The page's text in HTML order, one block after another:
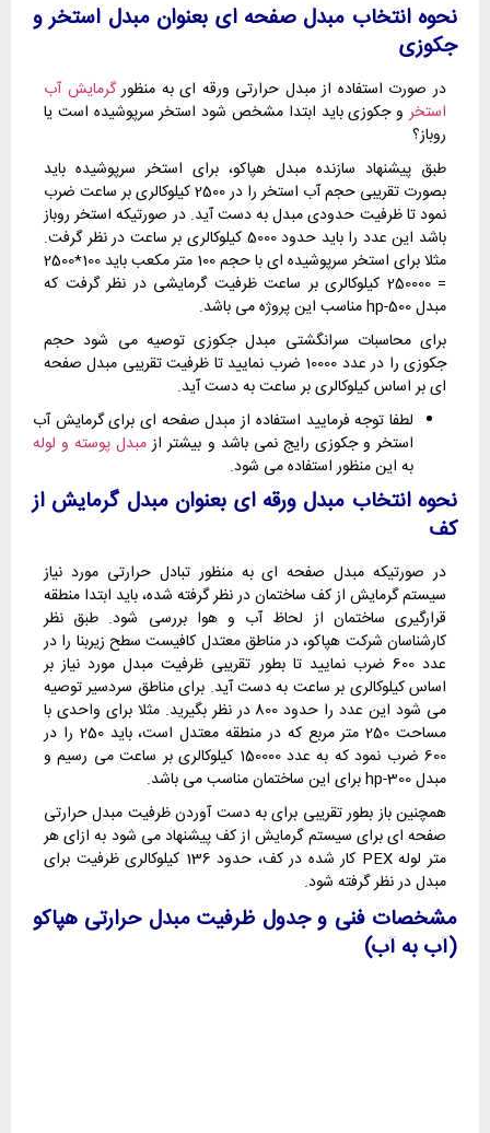
نحوه انتخاب مبدل صفحه ای بعنوان مبدل استخر و
جکوزی
در صورت استفاده از مبدل حرارتی ورقه ای به منظورگرمایش آب
استخرو جکوزی باید ابتدا مشخص شود استخر سرپوشیده است یا
روباز؟
طبق پیشنهاد سازنده مبدل هپاکو، برای استخر سرپوشیده باید
بصورت تقریبی حجم آب استخر را در 2500 کیلوکالری بر ساعت ضرب
نمود تا ظرفیت حدودی مبدل به دست آید. در صورتیکه استخر روباز
باشد این عدد را باید حدود 5000 کیلوکالری بر ساعت در نظر گرفت.
مثلا برای استخر سرپوشیده ای با حجم 100 متر مکعب باید 100*2500
= 250000 کیلوکالری بر ساعت ظرفیت گرمایشی در نظر گرفت که
مبدل hp-500 مناسب این پروژه می باشد.
برای محاسبات سرانگشتی مبدل جکوزی توصیه می شود حجم
جکوزی را در عدد 10000 ضرب نمایید تا ظرفیت تقریبی مبدل صفحه
ای بر اساس کیلوکالری بر ساعت به دست آید.
لطفا توجه فرمایید استفاده از مبدل صفحه ای برای گرمایش آب
استخر و جکوزی رایج نمی باشد و بیشتر ازمبدل پوسته و لوله
به این منظور استفاده می شود.
نحوه انتخاب مبدل ورقه ای بعنوان مبدل گرمایش از
کف
در صورتیکه مبدل صفحه ای به منظور تبادل حرارتی مورد نیاز
سیستم گرمایش از کف ساختمان در نظر گرفته شده، باید ابتدا منطقه
قرارگیری ساختمان از لحاظ آب و هوا بررسی شود. طبق نظر
کارشناسان شرکت هپاکو، در مناطق معتدل کافیست سطح زیربنا را در
عدد 600 ضرب نمایید تا بطور تقریبی ظرفیت مبدل مورد نیاز بر
اساس کیلوکالری بر ساعت به دست آید. برای مناطق سردسیر توصیه
می شود این عدد را حدود 800 در نظر بگیرید. مثلا برای واحدی با
مساحت 250 متر مربع که در منطقه معتدل است، باید 250 را در
600 ضرب نمود که به عدد 150000 کیلوکالری بر ساعت می رسیم و
مبدل hp-300 برای این ساختمان مناسب می باشد.
همچنین باز بطور تقریبی برای به دست آوردن ظرفیت مبدل حرارتی
صفحه ای برای سیستم گرمایش از کف پیشنهاد می شود به ازای هر
متر لوله PEX کار شده در کف، حدود 136 کیلوکالری ظرفیت برای
مبدل در نظر گرفته شود.
مشخصات فنی و جدول ظرفیت مبدل حرارتی هپاکو
(آب به آب)